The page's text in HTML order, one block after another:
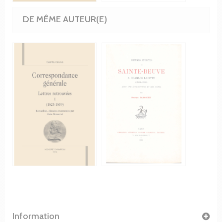
DE MÊME AUTEUR(E)
Information